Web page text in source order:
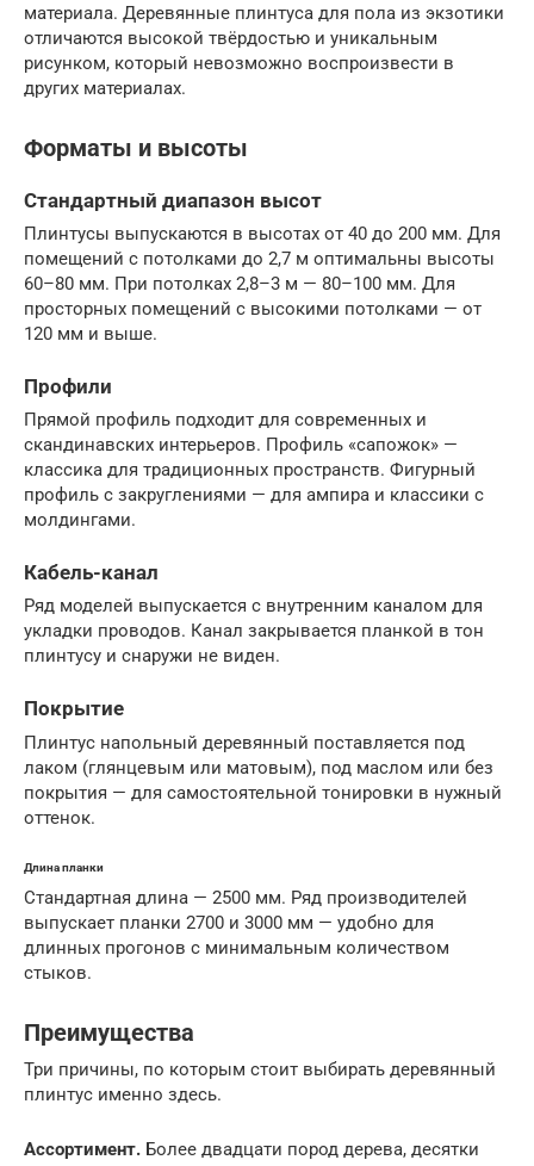
материала. Деревянные плинтуса для пола из экзотики
отличаются высокой твёрдостью и уникальным
рисунком, который невозможно воспроизвести в
других материалах.
Форматы и высоты
Стандартный диапазон высот
Плинтусы выпускаются в высотах от 40 до 200 мм. Для
помещений с потолками до 2,7 м оптимальны высоты
60–80 мм. При потолках 2,8–3 м — 80–100 мм. Для
просторных помещений с высокими потолками — от
120 мм и выше.
Профили
Прямой профиль подходит для современных и
скандинавских интерьеров. Профиль «сапожок» —
классика для традиционных пространств. Фигурный
профиль с закруглениями — для ампира и классики с
молдингами.
Кабель-канал
Ряд моделей выпускается с внутренним каналом для
укладки проводов. Канал закрывается планкой в тон
плинтусу и снаружи не виден.
Покрытие
Плинтус напольный деревянный поставляется под
лаком (глянцевым или матовым), под маслом или без
покрытия — для самостоятельной тонировки в нужный
оттенок.
Длина планки
Стандартная длина — 2500 мм. Ряд производителей
выпускает планки 2700 и 3000 мм — удобно для
длинных прогонов с минимальным количеством
стыков.
Преимущества
Три причины, по которым стоит выбирать деревянный
плинтус именно здесь.
Ассортимент. Более двадцати пород дерева, десятки